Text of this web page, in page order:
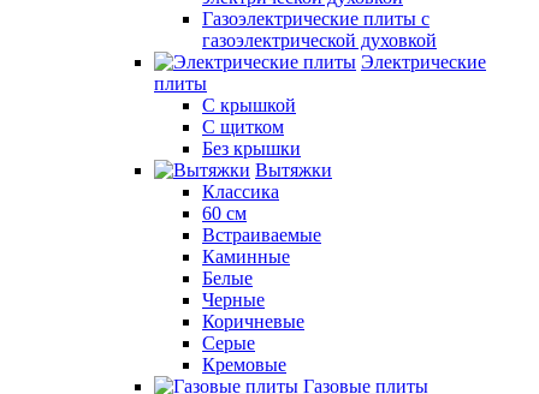
Газоэлектрические плиты с
газоэлектрической духовкой
Электрические
плиты
С крышкой
С щитком
Без крышки
Вытяжки
Классика
60 см
Встраиваемые
Каминные
Белые
Черные
Коричневые
Серые
Кремовые
Газовые плиты